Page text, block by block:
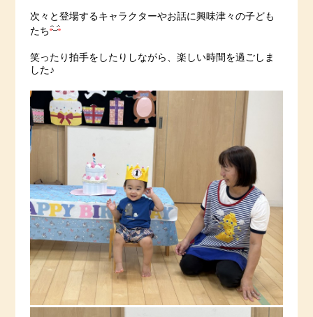
次々と登場するキャラクターやお話に興味津々の子ども
たち
笑ったり拍手をしたりしながら、楽しい時間を過ごしま
した♪